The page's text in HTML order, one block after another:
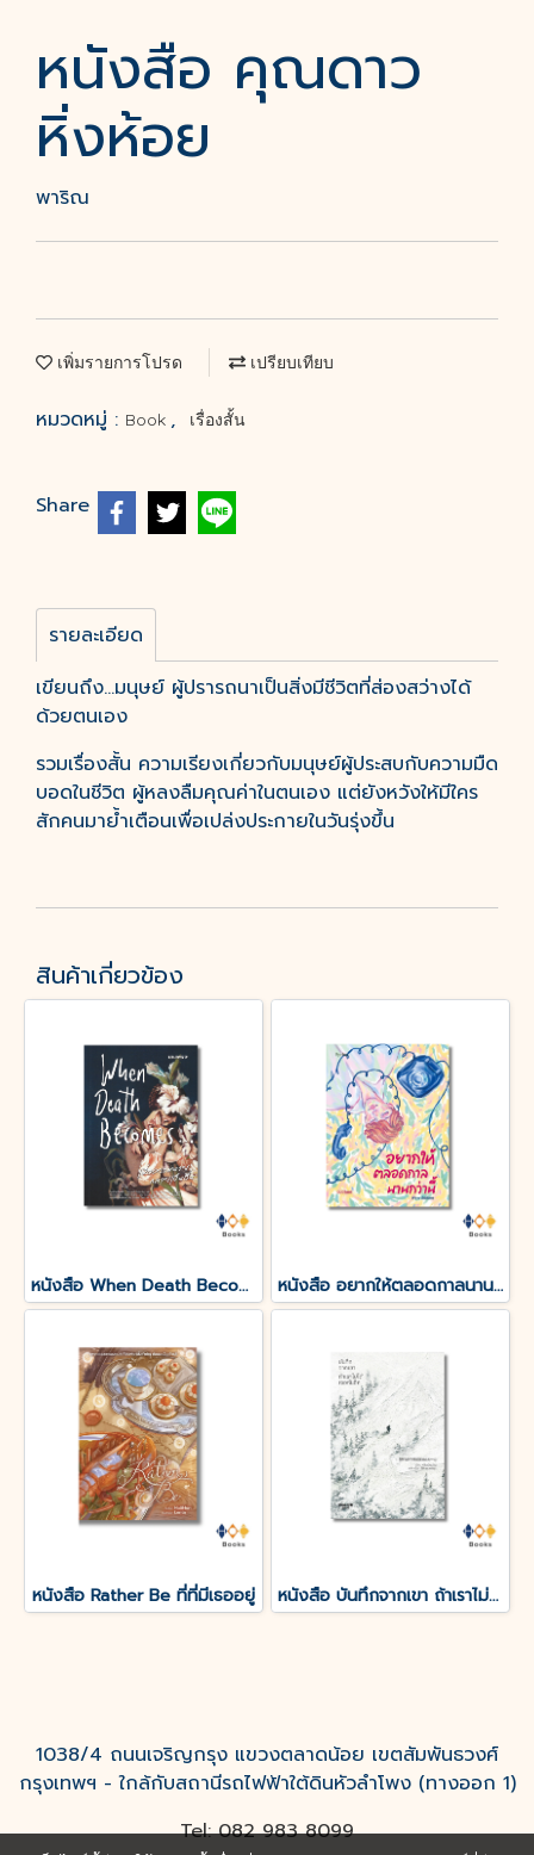
หนังสือ คุณดาว
หิ่งห้อย
พาริณ
เพิ่มรายการโปรด เปรียบเทียบ
หมวดหมู่ : Book , เรื่องสั้น
Share
รายละเอียด
เขียนถึง…มนุษย์ ผู้ปรารถนาเป็นสิ่งมีชีวิตที่ส่องสว่างได้
ด้วยตนเอง
รวมเรื่องสั้น ความเรียงเกี่ยวกับมนุษย์ผู้ประสบกับความมืด
บอดในชีวิต ผู้หลงลืมคุณค่าในตนเอง แต่ยังหวังให้มีใคร
สักคนมาย้ำเตือนเพื่อเปล่งประกายในวันรุ่งขึ้น
สินค้าเกี่ยวข้อง
หนังสือ When Death Becomes เมื่อความตายกลายเป็นอื่น หนังสือ อยากให้ตลอดกาลนานกว่านี้
หนังสือ Rather Be ที่ที่มีเธออยู่ หนังสือ บันทึกจากเขา ถ้าเราไม่ได้เจอกันอีก
1038/4 ถนนเจริญกรุง แขวงตลาดน้อย เขตสัมพันธวงศ์
กรุงเทพฯ - ใกล้กับสถานีรถไฟฟ้าใต้ดินหัวลำโพง (ทางออก 1)
Tel: 082 983 8099